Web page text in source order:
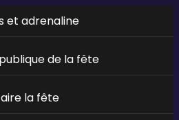
et adrenaline
de la fête
la fête